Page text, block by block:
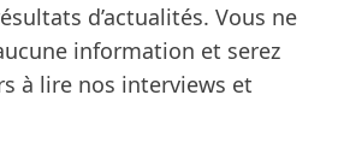
d’actualités. Vous ne
information et serez
à lire nos interviews et